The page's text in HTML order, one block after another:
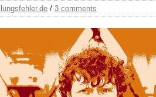
/ 3 comments